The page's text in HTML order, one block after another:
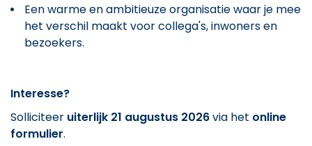
Een warme en ambitieuze organisatie waar je mee
het verschil maakt voor collega's, inwoners en
bezoekers.
Interesse?
Solliciteer uiterlijk 21 augustus 2026via het online
formulier.